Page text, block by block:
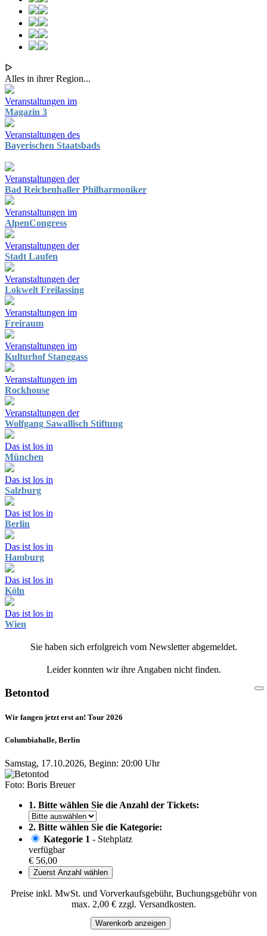
ᐅ
Alles in ihrer Region...
Veranstaltungen im
Magazin 3
Veranstaltungen des
Bayerischen Staatsbads
Veranstaltungen der
Bad Reichenhaller Philharmoniker
Veranstaltungen im
AlpenCongress
Veranstaltungen der
Stadt Laufen
Veranstaltungen der
Lokwelt Freilassing
Veranstaltungen im
Freiraum
Veranstaltungen im
Kulturhof Stanggass
Veranstaltungen im
Rockhouse
Veranstaltungen der
Wolfgang Sawallisch Stiftung
Das ist los in
München
Das ist los in
Salzburg
Das ist los in
Berlin
Das ist los in
Hamburg
Das ist los in
Köln
Das ist los in
Wien
Sie haben sich erfolgreich vom Newsletter abgemeldet.
Leider konnten wir ihre Angaben nicht finden.
Betontod
Wir fangen jetzt erst an! Tour 2026
Columbiahalle, Berlin
Samstag, 17.10.2026, Beginn: 20:00 Uhr
Foto: Boris Breuer
1. Bitte wählen Sie die Anzahl der Tickets:
2. Bitte wählen Sie die Kategorie:
Kategorie 1 - Stehplatz
verfügbar
€ 56,00
Zuerst Anzahl wählen
Preise inkl. MwSt. und Vorverkaufsgebühr, Buchungsgebühr von
max. 2,00 € zzgl. Versandkosten.
Warenkorb anzeigen